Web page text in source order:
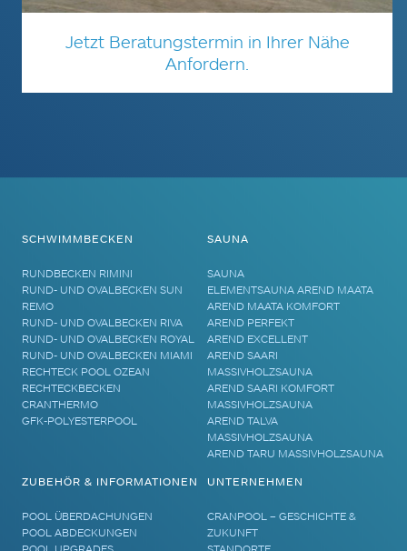
Jetzt Beratungstermin in Ihrer Nähe
Anfordern.
SCHWIMMBECKEN
RUNDBECKEN RIMINI
RUND- UND OVALBECKEN SUN
REMO
RUND- UND OVALBECKEN RIVA
RUND- UND OVALBECKEN ROYAL
RUND- UND OVALBECKEN MIAMI
RECHTECK POOL OZEAN
RECHTECKBECKEN
CRANTHERMO
GFK-POLYESTERPOOL
SAUNA
SAUNA
ELEMENTSAUNA AREND MAATA
AREND MAATA KOMFORT
AREND PERFEKT
AREND EXCELLENT
AREND SAARI
MASSIVHOLZSAUNA
AREND SAARI KOMFORT
MASSIVHOLZSAUNA
AREND TALVA
MASSIVHOLZSAUNA
AREND TARU MASSIVHOLZSAUNA
ZUBEHÖR & INFORMATIONEN
POOL ÜBERDACHUNGEN
POOL ABDECKUNGEN
UNTERNEHMEN
CRANPOOL – GESCHICHTE &
ZUKUNFT